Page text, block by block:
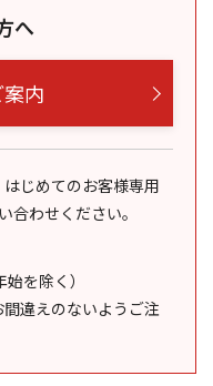
へ
内
じめてのお客様専用
合わせください。
を除く）
違えのないようご注